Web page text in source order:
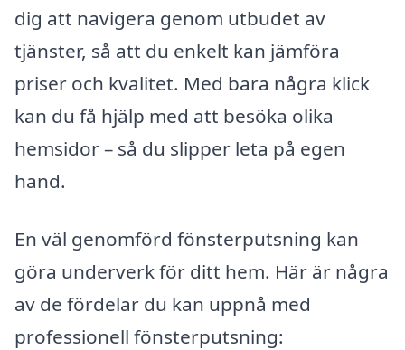
dig att navigera genom utbudet av
tjänster, så att du enkelt kan jämföra
priser och kvalitet. Med bara några klick
kan du få hjälp med att besöka olika
hemsidor – så du slipper leta på egen
hand.
En väl genomförd fönsterputsning kan
göra underverk för ditt hem. Här är några
av de fördelar du kan uppnå med
professionell fönsterputsning: